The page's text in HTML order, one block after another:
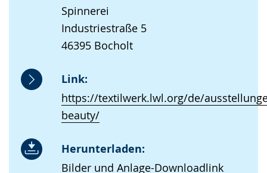
Spinnerei
Industriestraße 5
46395 Bocholt
Link:
https://textilwerk.lwl.org/de/
beauty/
Herunterladen:
Bilder und Anlage-Downloadlink